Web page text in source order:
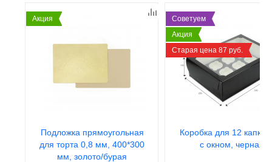
Акция
Подложка прямоугольная
для торта 0,8 мм, 400*300
мм, золото/бурая
Советуем
Акция
Старая цена 87 руб.
Коробка для 12
с окном, черная